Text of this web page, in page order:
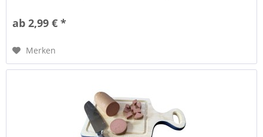
ab 2,99 € *
Merken